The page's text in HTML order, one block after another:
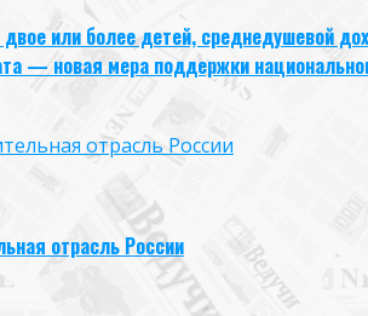
или более детей, среднедушевой
— новая мера поддержки
отрасль России
отрасль России